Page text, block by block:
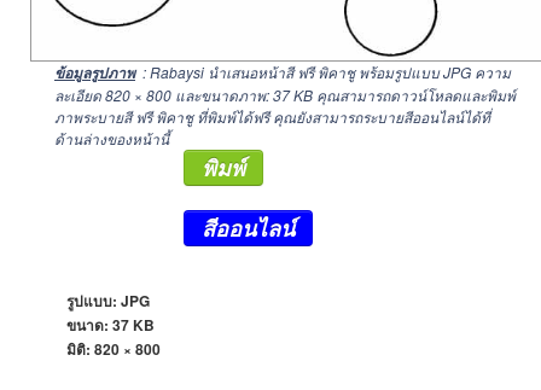
ข้อมูลรูปภาพ : Rabaysi นำเสนอหน้าสี ฟรี พิคาชู พร้อมรูปแบบ JPG ความ
ละเอียด820 × 800 และขนาดภาพ: 37 KB คุณสามารถดาวน์โหลดและพิมพ์
ภาพระบายสี ฟรี พิคาชู ที่พิมพ์ได้ฟรี คุณยังสามารถระบายสีออนไลน์ได้ที่
ด้านล่างของหน้านี้
พิมพ์
สีออนไลน์
รูปแบบ: JPG
ขนาด: 37 KB
มิติ: 820 × 800